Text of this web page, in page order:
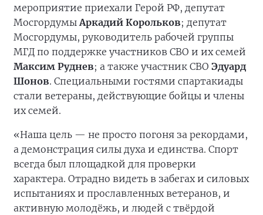
мероприятие приехали Герой РФ, депутат
МосгордумыАркадий Корольков; депутат
Мосгордумы, руководитель рабочей группы
МГД по поддержке участников СВО и их семей
Максим Руднев; а также участник СВО Эдуард
Шонов. Специальными гостями спартакиады
стали ветераны, действующие бойцы и члены
их семей.
«Наша цель — не просто погоня за рекордами,
а демонстрация силы духа и единства. Спорт
всегда был площадкой для проверки
характера. Отрадно видеть в забегах и силовых
испытаниях и прославленных ветеранов, и
активную молодёжь, и людей с твёрдой